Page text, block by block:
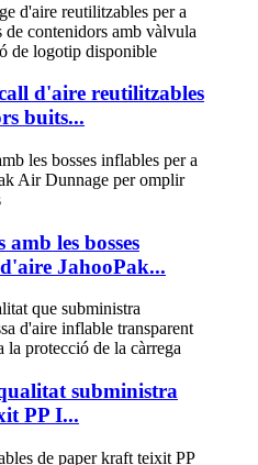
d'aire reutilitzables
buits...
les bosses
JahooPak...
subministra
PP I...